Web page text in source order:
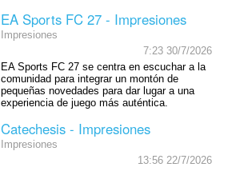
EA Sports FC 27 - Impresiones
Impresiones
7:23 30/7/2026
EA Sports FC 27 se centra en escuchar a la
comunidad para integrar un montón de
pequeñas novedades para dar lugar a una
experiencia de juego más auténtica.
Catechesis - Impresiones
Impresiones
13:56 22/7/2026